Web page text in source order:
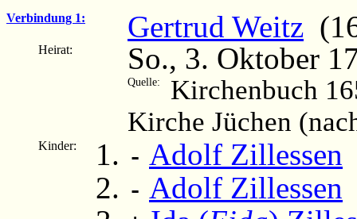
Verbindung 1: Gertrud Weitz
Heirat: So., 3. Oktober
Quelle:
Kirchenbuch
Kirche Jüchen
Kinder: - Adolf Zillessen
- Adolf Zillessen